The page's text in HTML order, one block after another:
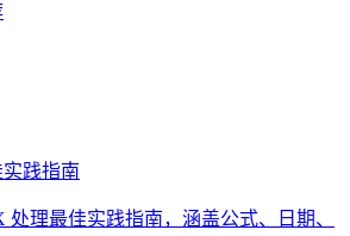
践指南
处理最佳实践指南，涵盖公式、日期、